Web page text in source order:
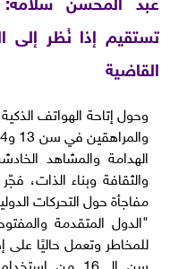
تستقيم إذا نُظر إلى
القاضية
وحول إتاحة الهواتف
الهدامة والمشاهد
والثقافة وبناء الذات،
مفاجأة حول التحركات
"الدول المتقدمة
للمخاطر وتعمل حاليًا
سن الـ 16 من